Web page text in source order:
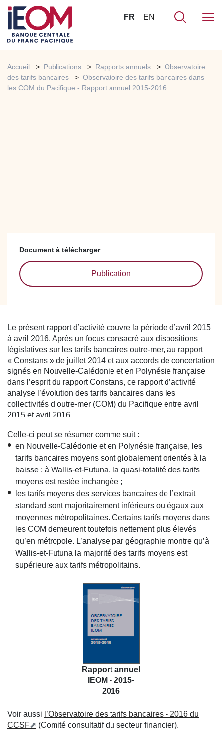
FR EN
Accueil Publications Rapports annuels
Observatoire
des tarifs bancaires
Observatoire des tarifs bancaires dans
les COM du Pacifique - Rapport annuel 2015-2016
Document à télécharger
Publication
Le présent rapport d’activité couvre la période d’avril 2015
à avril 2016. Après un focus consacré aux dispositions
législatives sur les tarifs bancaires outre-mer, au rapport
« Constans » de juillet 2014 et aux accords de concertation
signés en Nouvelle-Calédonie et en Polynésie française
dans l’esprit du rapport Constans, ce rapport d’activité
analyse l’évolution des tarifs bancaires dans les
collectivités d’outre-mer (COM) du Pacifique entre avril
2015 et avril 2016.
Celle-ci peut se résumer comme suit :
en Nouvelle-Calédonie et en Polynésie française, les
tarifs bancaires moyens sont globalement orientés à la
baisse ; à Wallis-et-Futuna, la quasi-totalité des tarifs
moyens est restée inchangée ;
les tarifs moyens des services bancaires de l’extrait
standard sont majoritairement inférieurs ou égaux aux
moyennes métropolitaines. Certains tarifs moyens dans
les COM demeurent toutefois nettement plus élevés
qu’en métropole. L’analyse par géographie montre qu’à
Wallis-et-Futuna la majorité des tarifs moyens est
supérieure aux tarifs métropolitains.
Rapport annuel
IEOM - 2015-
2016
Voir aussi l’Observatoire des tarifs bancaires - 2016 du
CCSF
(Comité consultatif du secteur financier).